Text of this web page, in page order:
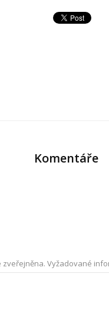
Komentáře
zveřejněna. Vyžadované